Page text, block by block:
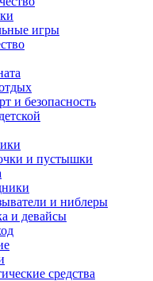
игры
и безопасность
и пустышки
и ниблеры
и девайсы
средства